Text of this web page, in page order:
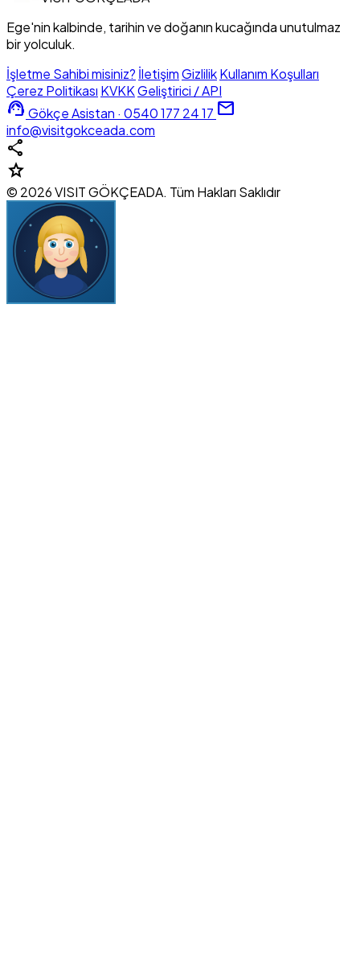
Ege'nin kalbinde, tarihin ve doğanın kucağında unutulmaz
bir yolculuk.
İşletme Sahibi misiniz? İletişimGizlilikKullanım Koşulları
Çerez Politikası KVKKGeliştirici / API
support_agent Gökçe Asistan · 0540 177 24 17 mail
info@visitgokceada.com
share
star
© 2026 VISIT GÖKÇEADA. Tüm Hakları Saklıdır